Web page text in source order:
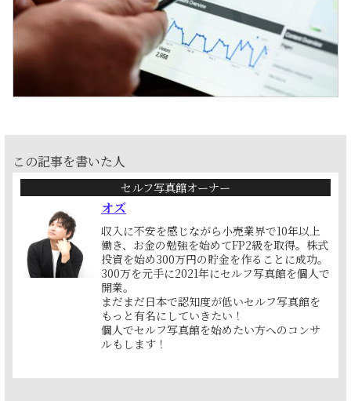
この記事を書いた人
セルフ写真館オーナー
オズ
収入に不安を感じながら小売業界で10年以上
働き、お金の勉強を始めてFP2級を取得。株式
投資を始め300万円の貯金を作ることに成功。
300万を元手に2021年にセルフ写真館を個人で
開業。
まだまだ日本で認知度が低いセルフ写真館を
もっと有名にしていきたい！
個人でセルフ写真館を始めたい方へのコンサ
ルもします！